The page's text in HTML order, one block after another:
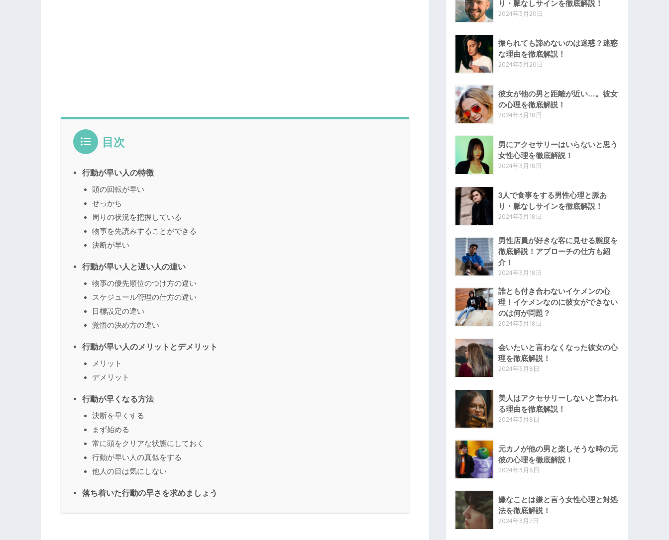
目次
行動が早い人の特徴
頭の回転が早い
せっかち
周りの状況を把握している
物事を先読みすることができる
決断が早い
行動が早い人と遅い人の違い
物事の優先順位のつけ方の違い
スケジュール管理の仕方の違い
目標設定の違い
覚悟の決め方の違い
行動が早い人のメリットとデメリット
メリット
デメリット
行動が早くなる方法
決断を早くする
まず始める
常に頭をクリアな状態にしておく
行動が早い人の真似をする
他人の目は気にしない
落ち着いた行動の早さを求めましょう
り・脈なしサインを徹底解説！
2024年3月20日
振られても諦めないのは迷惑？迷惑
な理由を徹底解説！
2024年3月20日
彼女が他の男と距離が近い…。彼女
の心理を徹底解説！
2024年3月18日
男にアクセサリーはいらないと思う
女性心理を徹底解説！
2024年3月18日
3人で食事をする男性心理と脈あ
り・脈なしサインを徹底解説！
2024年3月18日
男性店員が好きな客に見せる態度を
徹底解説！アプローチの仕方も紹
介！
2024年3月18日
誰とも付き合わないイケメンの心
理！イケメンなのに彼女ができない
のは何が問題？
2024年3月18日
会いたいと言わなくなった彼女の心
理を徹底解説！
2024年3月8日
美人はアクセサリーしないと言われ
る理由を徹底解説！
2024年3月8日
元カノが他の男と楽しそうな時の元
彼の心理を徹底解説！
2024年3月8日
嫌なことは嫌と言う女性心理と対処
法を徹底解説！
2024年3月7日